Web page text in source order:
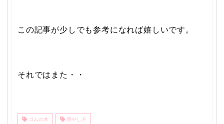
この記事が少しでも参考になれば嬉しいです。
それではまた・・
ゴムの木 増やし方